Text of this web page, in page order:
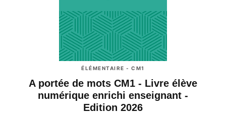
ÉLÉMENTAIRE - CM1
A portée de mots CM1 - Livre élève
numérique enrichi enseignant -
Edition 2026